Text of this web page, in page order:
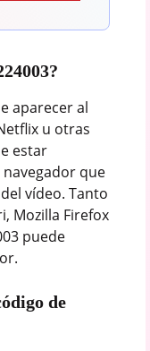
aparecer al
u otras
estar
que
vídeo. Tanto
Mozilla Firefox
puede
de